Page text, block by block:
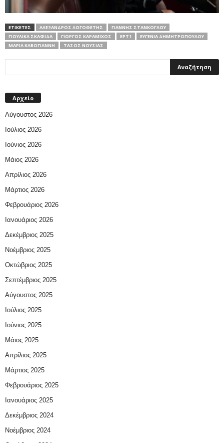
ΕΤΙΚΕΤΕΣ ΑΛΈΞΑΝΔΡΟΣ ΛΟΓΟΘΈΤΗΣ
ΓΙΆΝΝΗΣ ΣΤΆΝΚΟΓΛΟΥ
ΓΙΟΎΛΙΚΑ ΣΚΑΦΙΔΆ
ΓΙΏΡΓΟΣ ΚΑΡΑΜΊΧΟΣ ΕΡΤ1
ΕΥΓΕΝΊΑ ΔΗΜΗΤΡΟΠΟΎΛΟΥ
ΜΑΡΊΑ ΚΑΒΟΓΙΆΝΝΗ
ΤΆΣΟΣ ΝΟΎΣΙΑΣ
Αρχείο
Αύγουστος 2026
Ιούλιος 2026
Ιούνιος 2026
Μάιος 2026
Απρίλιος 2026
Μάρτιος 2026
Φεβρουάριος 2026
Ιανουάριος 2026
Δεκέμβριος 2025
Νοέμβριος 2025
Οκτώβριος 2025
Σεπτέμβριος 2025
Αύγουστος 2025
Ιούλιος 2025
Ιούνιος 2025
Μάιος 2025
Απρίλιος 2025
Μάρτιος 2025
Φεβρουάριος 2025
Ιανουάριος 2025
Δεκέμβριος 2024
Νοέμβριος 2024